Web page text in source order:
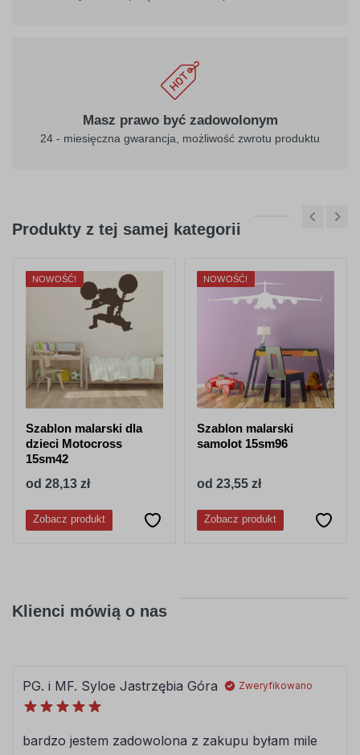
Masz prawo być zadowolonym
24 - miesięczna gwarancja, możliwość zwrotu produktu
Produkty z tej samej kategorii
NOWOŚĆ!
Szablon malarski dla
dzieci Motocross
15sm42
od 28,13 zł
Zobacz produkt
NOWOŚĆ!
Szablon malarski
samolot 15sm96
od 23,55 zł
Zobacz produkt
Klienci mówią o nas